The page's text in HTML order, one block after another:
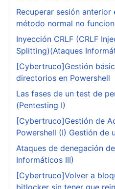
Recuperar sesión
método normal no
Inyección CRLF (CRLF
Splitting)(Ataques
[Cybertruco]Gestión
directorios en Powershell
Las fases de un test de
(Pentesting I)
[Cybertruco]Gestión de
Powershell (I) Gestión de
Ataques de denegación
Informáticos III)
[Cybertruco]Volver a
bitlocker sin tener que